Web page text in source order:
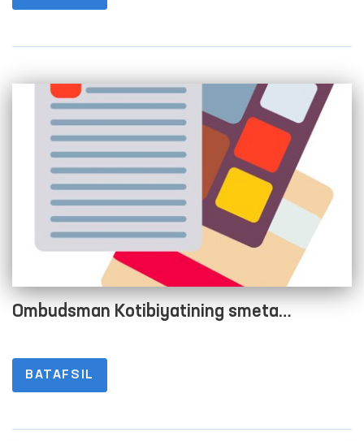
aylanmalari to‘g‘risida Hisoboti
Ombudsman Kotibiyatining smeta
2022 yil 1-chorak
BATAFSIL